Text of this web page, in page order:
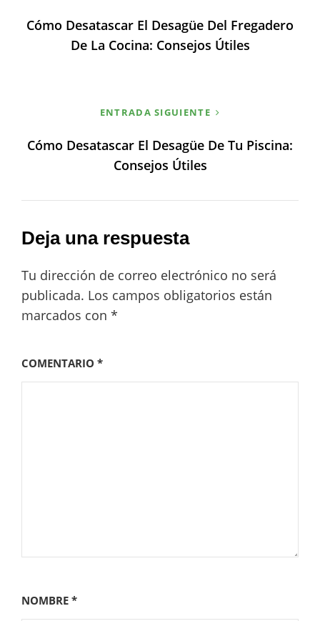
entradas
Cómo Desatascar El Desagüe Del Fregadero
De La Cocina: Consejos Útiles
ENTRADA SIGUIENTE
Cómo Desatascar El Desagüe De Tu Piscina:
Consejos Útiles
Deja una respuesta
Tu dirección de correo electrónico no será
publicada. Los campos obligatorios están
marcados con *
COMENTARIO *
NOMBRE *